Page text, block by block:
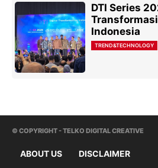
DTI Series
Indonesia
TREND&TECHNOLOGY
© COPYRIGHT - TELKO DIGITAL CREATIVE
ABOUT US DISCLAIMER